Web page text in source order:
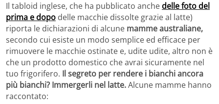
Il tabloid inglese, che ha pubblicato anche delle foto del
prima e dopo delle macchie dissolte grazie al latte)
riporta le dichiarazioni di alcune mamme australiane,
secondo cui esiste un modo semplice ed efficace per
rimuovere le macchie ostinate e, udite udite, altro non è
che un prodotto domestico che avrai sicuramente nel
tuo frigorifero. Il segreto per rendere i bianchi ancora
più bianchi? Immergerli nel latte.Alcune mamme hanno
raccontato: